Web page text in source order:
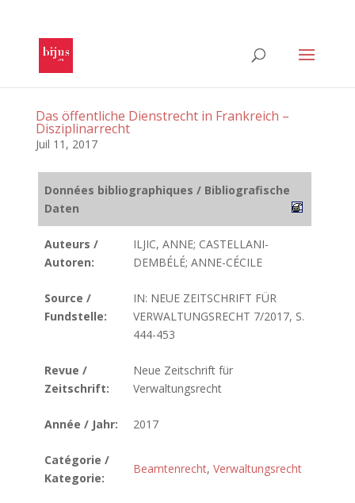
Das öffentliche Dienstrecht in Frankreich –
Disziplinarrecht
Juil 11, 2017
Données bibliographiques / Bibliografische
Daten
Auteurs /
Autoren:
ILJIC, ANNE; CASTELLANI-
DEMBÉLÉ; ANNE-CÉCILE
Source /
Fundstelle:
IN: NEUE ZEITSCHRIFT FÜR
VERWALTUNGSRECHT 7/2017, S.
444-453
Revue /
Zeitschrift:
Neue Zeitschrift für
Verwaltungsrecht
Année / Jahr: 2017
Catégorie /
Kategorie:
Beamtenrecht, Verwaltungsrecht